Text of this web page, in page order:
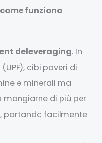
funziona
deleveraging. In
cibi poveri di
e minerali ma
mangiarne di più per
portando facilmente